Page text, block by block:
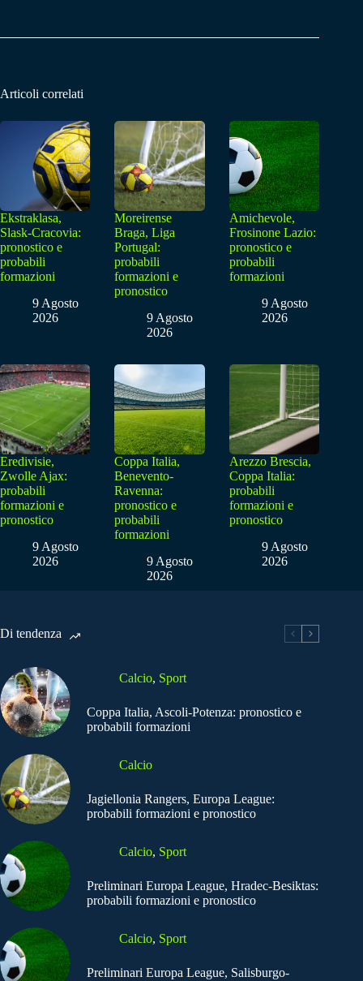
Articoli correlati
Ekstraklasa,
Slask-Cracovia:
pronostico e
probabili
formazioni
9 Agosto
2026
Moreirense
Braga, Liga
Portugal:
probabili
formazioni e
pronostico
9 Agosto
2026
Amichevole,
Frosinone Lazio:
pronostico e
probabili
formazioni
9 Agosto
2026
Eredivisie,
Zwolle Ajax:
probabili
formazioni e
pronostico
9 Agosto
2026
Coppa Italia,
Benevento-
Ravenna:
pronostico e
probabili
formazioni
9 Agosto
2026
Arezzo Brescia,
Coppa Italia:
probabili
formazioni e
pronostico
9 Agosto
2026
Di tendenza
Calcio, Sport
Coppa Italia, Ascoli-Potenza: pronostico e
probabili formazioni
Calcio
Jagiellonia Rangers, Europa League:
probabili formazioni e pronostico
Calcio, Sport
Preliminari Europa League, Hradec-Besiktas:
probabili formazioni e pronostico
Calcio, Sport
Preliminari Europa League, Salisburgo-